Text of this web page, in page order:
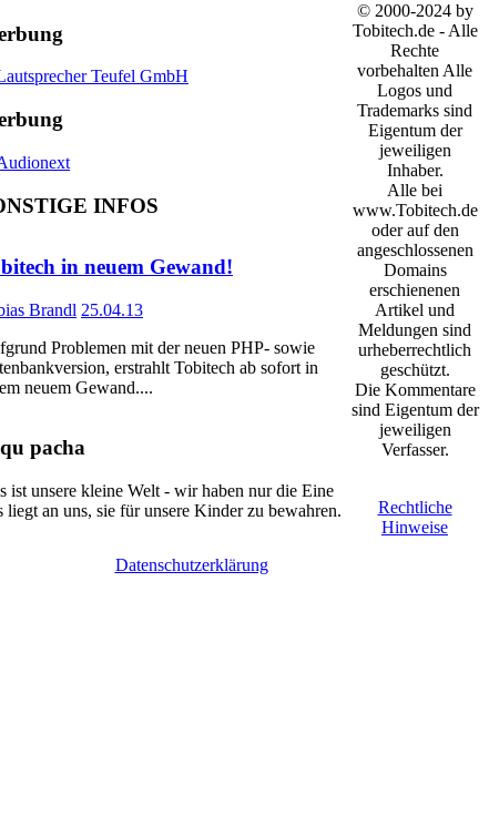
INFOS
in neuem Gewand!
Brandl 25.04.13
Problemen mit der neuen PHP- sowie
erstrahlt Tobitech ab sofort in
neuem Gewand....
pacha
ist unsere kleine Welt - wir haben nur die Eine
liegt an uns, sie für unsere Kinder zu bewahren.
© 2000-2024 by
Tobitech.de - Alle
Rechte
vorbehalten Alle
Logos und
Trademarks sind
Eigentum der
jeweiligen
Inhaber.
Alle bei
www.Tobitech.de
oder auf den
angeschlossenen
Domains
erschienenen
Artikel und
Meldungen sind
urheberrechtlich
geschützt.
Die Kommentare
sind Eigentum der
jeweiligen
Verfasser.
Rechtliche
Hinweise
Datenschutzerklärung